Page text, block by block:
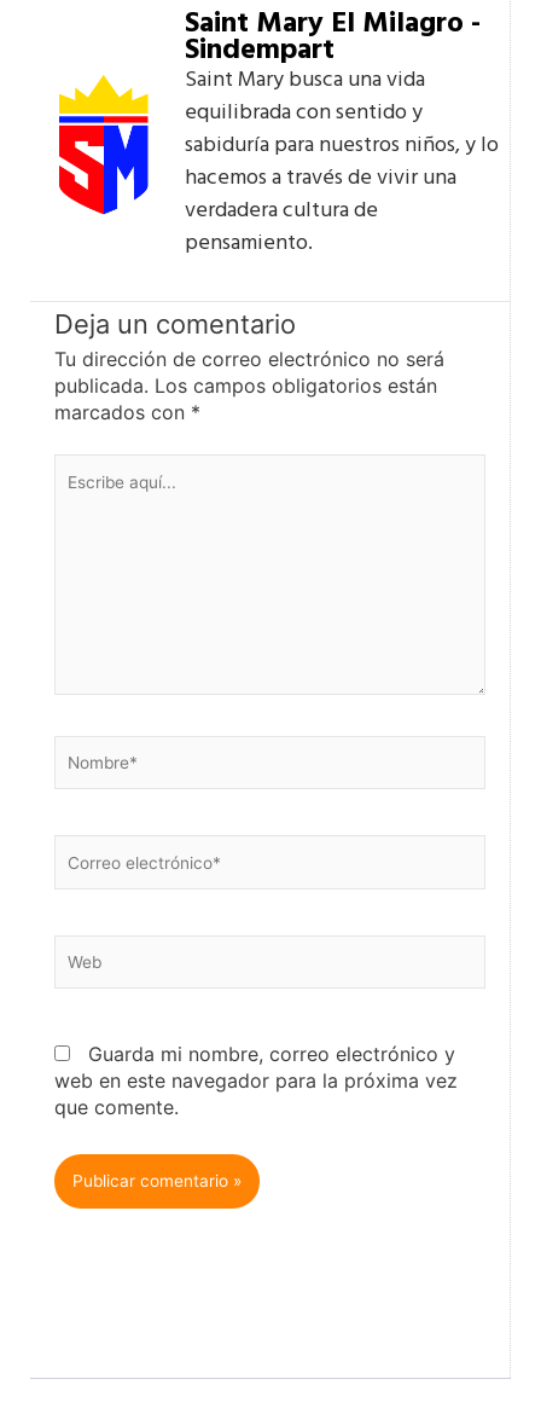
Saint Mary El Milagro -
Sindempart
Saint Mary busca una vida
equilibrada con sentido y
sabiduría para nuestros niños, y lo
hacemos a través de vivir una
verdadera cultura de
pensamiento.
Deja un comentario
Tu dirección de correo electrónico no será
publicada. Los campos obligatorios están
marcados con *
aquí...
electrónico*
Guarda mi nombre, correo electrónico y
web en este navegador para la próxima vez
que comente.